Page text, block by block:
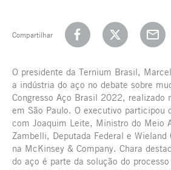
Compartilhar
O presidente da Ternium Brasil,
a indústria do aço no debate sobre
Congresso Aço Brasil 2022, realizado
em São Paulo. O executivo participou
com Joaquim Leite, Ministro do Meio
Zambelli, Deputada Federal e
na McKinsey & Company. Chara
do aço é parte da solução do